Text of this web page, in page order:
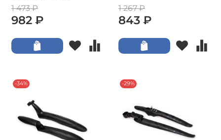
1 473 ₽
982 ₽
1 267 ₽
843 ₽
-34% -29%